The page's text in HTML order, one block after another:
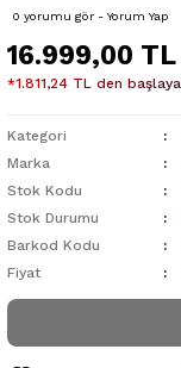
0 yorumu gör - Yorum Yap
16.999,00 TL
*1.811,24 TL den
Kategori
Marka
Stok Kodu
Stok Durumu
Barkod Kodu
Fiyat